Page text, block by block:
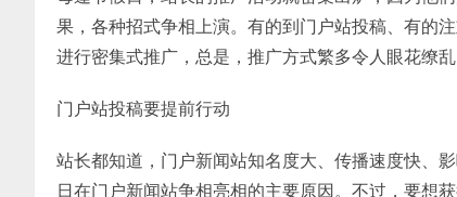
果，各种招式争相上演。有的到门户站投稿、有的
进行密集式推广，总是，推广方式繁多令人眼花缭乱
门户站投稿要提前行动
站长都知道，门户新闻站知名度大、传播速度快、
日在门户新闻站争相亮相的主要原因。不过，要想